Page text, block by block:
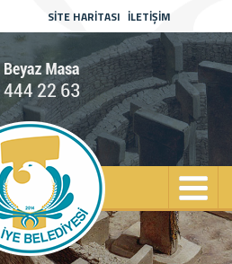
SİTE HARİTASI İLETİŞİM